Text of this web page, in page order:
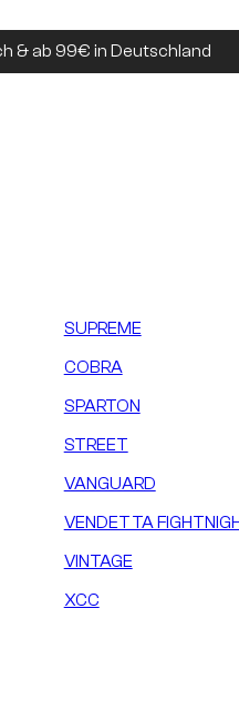
& ab 99€ in Deutschland
SUPREME
COBRA
SPARTON
STREET
VANGUARD
VENDETTA
VINTAGE
XCC